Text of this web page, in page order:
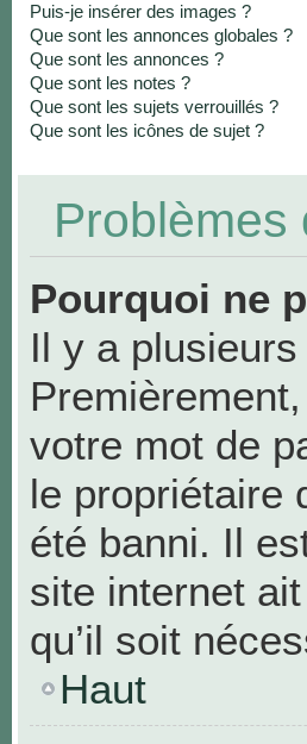
Puis-je insérer des images ?
Que sont les annonces globales ?
Que sont les annonces ?
Que sont les notes ?
Que sont les sujets verrouillés ?
Que sont les icônes de sujet ?
Problèmes
Pourquoi ne
Il y a
votre mot de
le propriétaire
été banni. Il
site internet
qu’il soit
Haut